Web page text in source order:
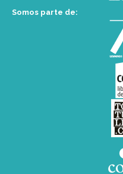
Somos parte de: